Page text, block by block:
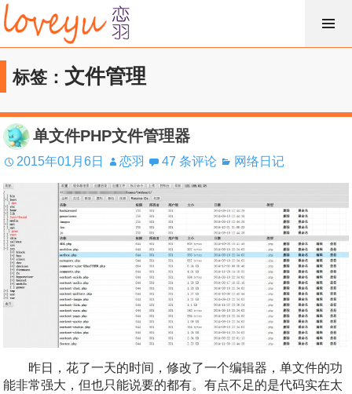
跳
过
内
容标签： 文件管理
单文件PHP文件管理器
2015年01月6日 恋羽 47 条评论 网络日记
昨日，花了一天的时间，修改了一个编辑器，单文件的功
能非常强大，但也只能说要的都有。有点不足的是代码实在太